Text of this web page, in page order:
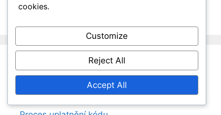
předobjednávku
Kategorie
cookies.
Customize
Reject All
Accept All